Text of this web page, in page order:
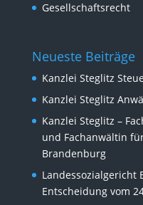
Gesellschaftsrecht
Neueste Beiträge
Kanzlei Steglitz
Kanzlei Steglitz
Kanzlei Steglitz –
und Fachanwältin
Brandenburg
Landessozialgericht
Entscheidung vom